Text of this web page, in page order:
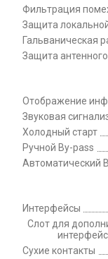
Фильтрация
Защита
Гальваническая
Защита
Отображение
Звуковая
Холодный старт
Ручной By-pass
Автоматический
Интерфейсы
Слот для
Сухие контакты